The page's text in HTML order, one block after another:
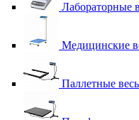
Лабораторные
Медицинские
Паллетные